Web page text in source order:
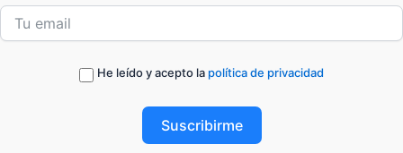
He leído y acepto la política de privacidad
Suscribirme